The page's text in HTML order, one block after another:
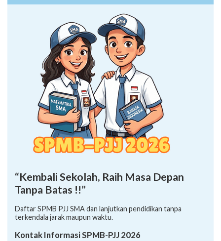
“Kembali Sekolah, Raih Masa Depan
Tanpa Batas !!”
Daftar SPMB PJJ SMA dan lanjutkan pendidikan tanpa
terkendala jarak maupun waktu.
Kontak Informasi SPMB-PJJ 2026